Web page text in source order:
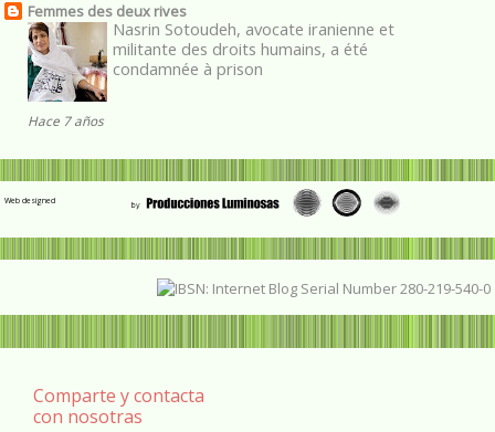
Femmes des deux rives
Nasrin Sotoudeh, avocate iranienne et
militante des droits humains, a été
condamnée à prison
Hace 7 años
Web designed
Comparte y contacta
con nosotras